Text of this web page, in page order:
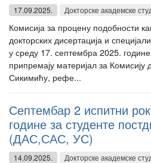
17.09.2025. Докторске академске
Комисија за процену подобности
докторских дисертација и
у среду 17. септембра 2025.
припремају материјал за Комисију
Сикимићу, рефе...
Септембар 2 испитни
године за студенте
(ДАС,САС, УС)
14.09.2025. Докторске академске